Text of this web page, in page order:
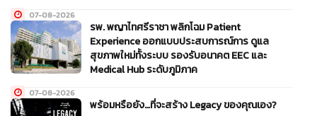
07-08-2026
รพ. พญาไทศรีราชา พลิกโฉม Patient
Experience ออกแบบประสบการณ์การ ดูแล
สุขภาพใหม่ทั้งระบบ รองรับอนาคต EEC และ
Medical Hub ระดับภูมิภาค
07-08-2026
พร้อมหรือยัง…ที่จะสร้าง Legacy ของคุณเอง?